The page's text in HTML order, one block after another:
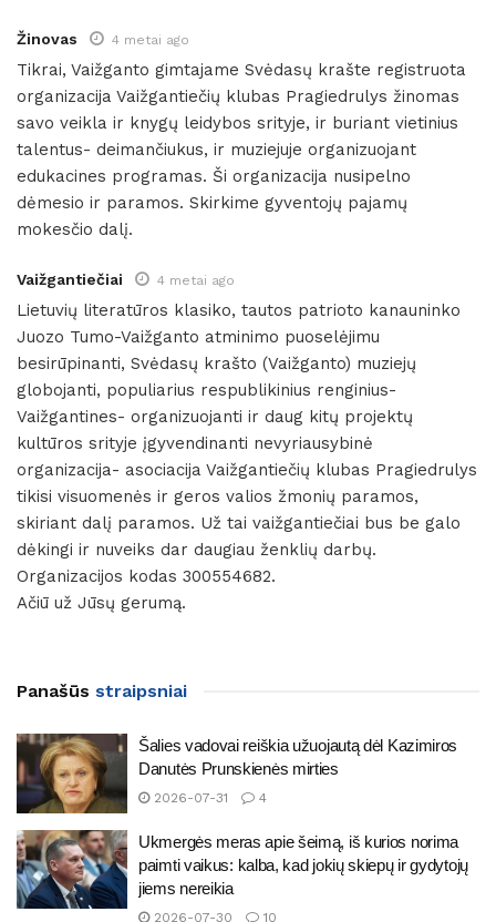
Žinovas 4 metai ago
Tikrai, Vaižganto gimtajame Svėdasų krašte registruota
organizacija Vaižgantiečių klubas Pragiedrulys žinomas
savo veikla ir knygų leidybos srityje, ir buriant vietinius
talentus- deimančiukus, ir muziejuje organizuojant
edukacines programas. Ši organizacija nusipelno
dėmesio ir paramos. Skirkime gyventojų pajamų
mokesčio dalį.
Vaižgantiečiai 4 metai ago
Lietuvių literatūros klasiko, tautos patrioto kanauninko
Juozo Tumo-Vaižganto atminimo puoselėjimu
besirūpinanti, Svėdasų krašto (Vaižganto) muziejų
globojanti, populiarius respublikinius renginius-
Vaižgantines- organizuojanti ir daug kitų projektų
kultūros srityje įgyvendinanti nevyriausybinė
organizacija- asociacija Vaižgantiečių klubas Pragiedrulys
tikisi visuomenės ir geros valios žmonių paramos,
skiriant dalį paramos. Už tai vaižgantiečiai bus be galo
dėkingi ir nuveiks dar daugiau ženklių darbų.
Organizacijos kodas 300554682.
Ačiū už Jūsų gerumą.
Panašūs straipsniai
Šalies vadovai reiškia užuojautą dėl Kazimiros
Danutės Prunskienės mirties
2026-07-31 4
Ukmergės meras apie šeimą, iš kurios norima
paimti vaikus: kalba, kad jokių skiepų ir gydytojų
jiems nereikia
2026-07-30 10